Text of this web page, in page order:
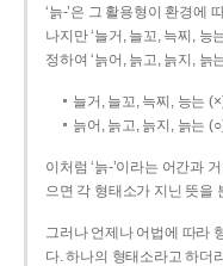
‘늙-’은 그 활용형이 환경에
나지만 ‘늘거, 늘꼬, 늑찌, 능
정하여 ‘늙어, 늙고, 늙지, 늙
늘거, 늘꼬, 늑찌, 능는
늙어, 늙고, 늙지, 늙는
이처럼 ‘늙-­’이라는 어간과
으면 각 형태소가 지닌 뜻을
그러나 언제나 어법에 따라
다. 하나의 형태소라고 하더